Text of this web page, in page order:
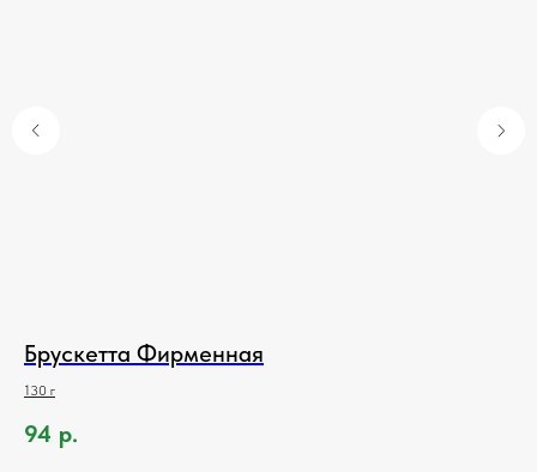
Брускетта Фирменная
130 г
94 р.